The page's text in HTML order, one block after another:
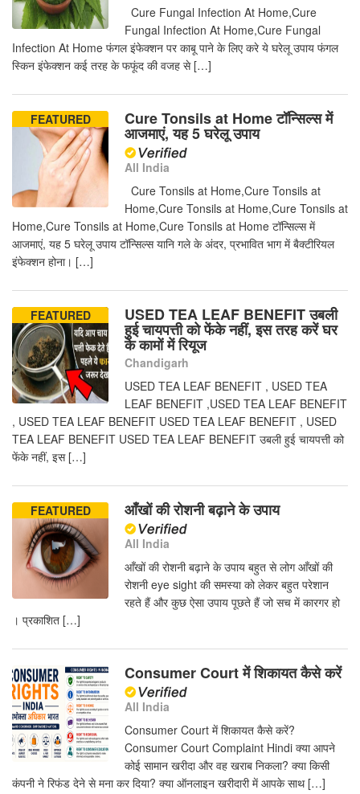
Cure Fungal Infection At Home,Cure
Fungal Infection At Home,Cure Fungal
Infection At Home फंगल इंफेक्शन पर काबू पाने के लिए करे ये घरेलू उपाय फंगल
स्किन इंफेक्शन कई तरह के फफूंद की वजह से […]
FEATURED Cure Tonsils at Home टॉन्सिल्स में
आजमाएं, यह 5 घरेलू उपाय
All India
Cure Tonsils at Home,Cure Tonsils at
Home,Cure Tonsils at Home,Cure Tonsils at
Home,Cure Tonsils at Home,Cure Tonsils at Home टॉन्सिल्स में
आजमाएं, यह 5 घरेलू उपाय टॉन्सिल्स यानि गले के अंदर, प्रभावित भाग में बैक्टीरियल
इंफेक्शन होना। […]
FEATURED USED TEA LEAF BENEFIT उबली
हुई चायपत्ती को फेंके नहीं, इस तरह करें घर
के कामों में रियूज
Chandigarh
USED TEA LEAF BENEFIT , USED TEA
LEAF BENEFIT ,USED TEA LEAF BENEFIT
, USED TEA LEAF BENEFIT USED TEA LEAF BENEFIT , USED
TEA LEAF BENEFIT USED TEA LEAF BENEFIT उबली हुई चायपत्ती को
फेंके नहीं, इस […]
FEATURED आँखों की रोशनी बढ़ाने के उपाय
All India
आँखों की रोशनी बढ़ाने के उपाय बहुत से लोग आँखों की
रोशनी eye sight की समस्या को लेकर बहुत परेशान
रहते हैं और कुछ ऐसा उपाय पूछते हैं जो सच में कारगर हो
। प्रकाशित […]
Consumer Court में शिकायत कैसे करें
All India
Consumer Court में शिकायत कैसे करें?
Consumer Court Complaint Hindi क्या आपने
कोई सामान खरीदा और वह खराब निकला? क्या किसी
कंपनी ने रिफंड देने से मना कर दिया? क्या ऑनलाइन खरीदारी में आपके साथ […]